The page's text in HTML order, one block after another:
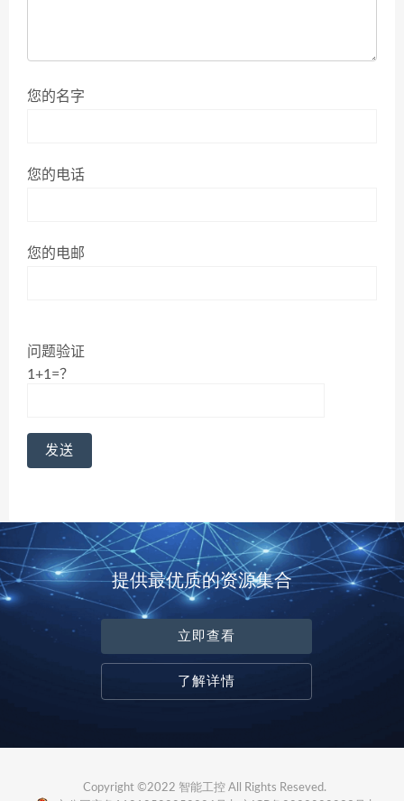
您的名字
您的电话
您的电邮
问题验证
1+1=？
提供最优质的资源集合
立即查看
了解详情
Copyright ©2022 智能工控 All Rights Reseved.